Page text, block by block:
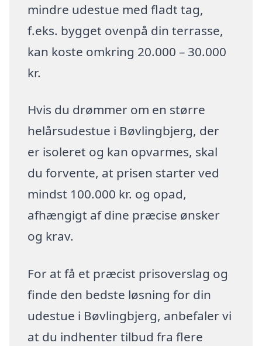
mindre udestue med fladt tag,
f.eks. bygget ovenpå din terrasse,
kan koste omkring 20.000 – 30.000
kr.
Hvis du drømmer om en større
helårsudestue i Bøvlingbjerg, der
er isoleret og kan opvarmes, skal
du forvente, at prisen starter ved
mindst 100.000 kr. og opad,
afhængigt af dine præcise ønsker
og krav.
For at få et præcist prisoverslag og
finde den bedste løsning for din
udestue i Bøvlingbjerg, anbefaler vi
at du indhenter tilbud fra flere